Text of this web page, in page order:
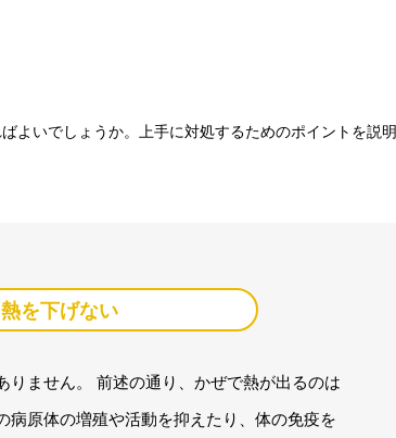
よいでしょうか。上手に対処するためのポイントを説明
を下げない
りません。 前述の通り、かぜで熱が出るのは
病原体の増殖や活動を抑えたり、体の免疫を